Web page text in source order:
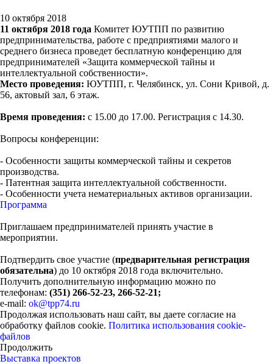
10 октября 2018
11 октября 2018 года Комитет ЮУТПП по развитию
предпринимательства, работе с предприятиями малого и
среднего бизнеса проведет бесплатную конференцию для
предпринимателей «Защита коммерческой тайны и
интеллектуальной собственности».
Место проведения: ЮУТПП, г. Челябинск, ул. Сони Кривой, д.
56, актовый зал, 6 этаж.
Время проведения: с 15.00 до 17.00. Регистрация с 14.30.
Вопросы конференции:
- Особенности защиты коммерческой тайны и секретов
производства.
- Патентная защита интеллектуальной собственности.
- Особенности учета нематериальных активов организации.
Программа
Приглашаем предпринимателей принять участие в
мероприятии.
Подтвердить свое участие (предварительная регистрация
обязательна) до 10 октября 2018 года включительно.
Получить дополнительную информацию можно по
телефонам: (351) 266-52-23, 266-52-21;
e-mail: ok@tpp74.ru
Продолжая использовать наш сайт, вы даете согласие на
обработку файлов cookie. Политика использования cookie-
файлов
Продолжить
Выставка проектов